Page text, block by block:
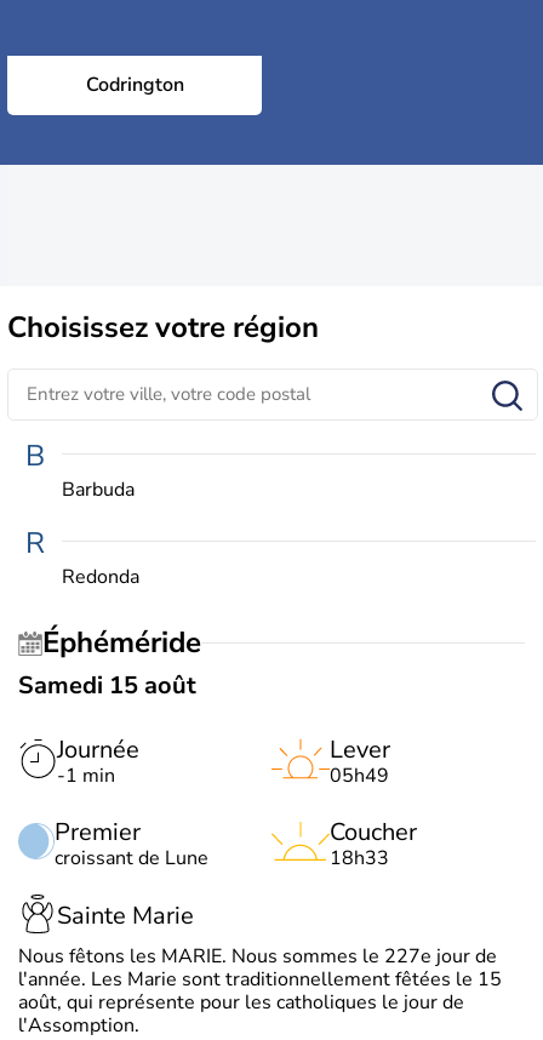
Codrington
Choisissezvotre région
B
Barbuda
R
Redonda
Éphéméride
Samedi 15 août
Journée
-1 min
Premier
croissant de Lune
Lever
05h49
Coucher
18h33
Sainte Marie
Nous fêtons les MARIE. Nous sommes le 227e jour de
l'année. Les Marie sont traditionnellement fêtées le 15
août, qui représente pour les catholiques le jour de
l'Assomption.